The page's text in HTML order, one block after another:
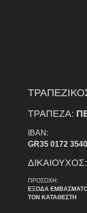
ΤΡΑΠΕΖΑ:
IBAN:
GR35 0172
ΔΙΚΑΙΟΥΧΟΣ:
ΠΡΟΣΟΧΗ:
ΕΞΟΔΑ
ΤΟΝ ΚΑΤΑΘΕΣΤΗ